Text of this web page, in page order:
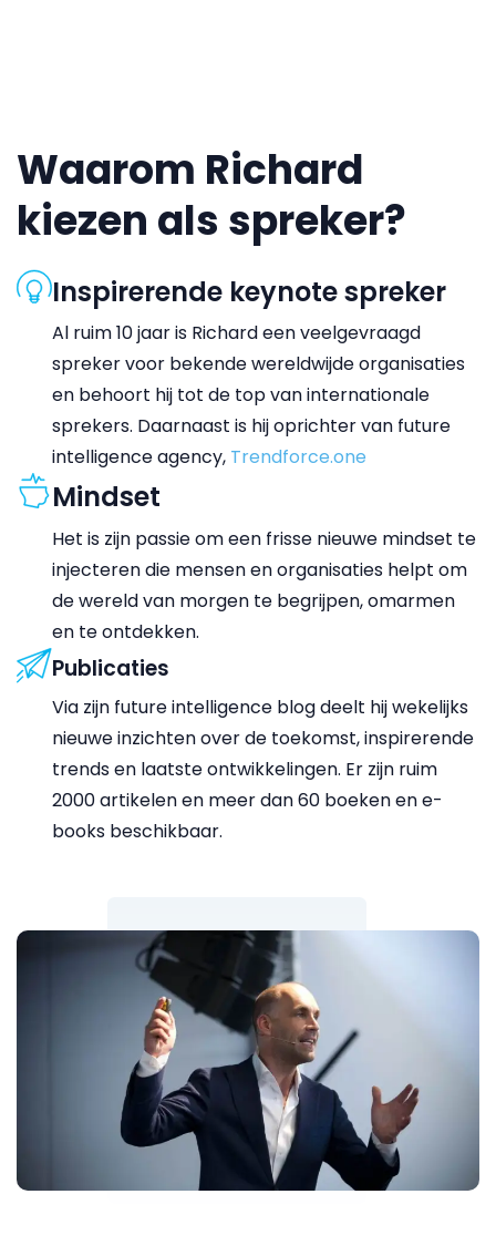
Waarom Richard
kiezen als spreker?
Inspirerende keynote spreker
Al ruim 10 jaar is Richard een veelgevraagd
spreker voor bekende wereldwijde organisaties
en behoort hij tot de top van internationale
sprekers. Daarnaast is hij oprichter van future
intelligence agency, Trendforce.one
Mindset
Het is zijn passie om een frisse nieuwe mindset te
injecteren die mensen en organisaties helpt om
de wereld van morgen te begrijpen, omarmen
en te ontdekken.
Publicaties
Via zijn future intelligence blog deelt hij wekelijks
nieuwe inzichten over de toekomst, inspirerende
trends en laatste ontwikkelingen. Er zijn ruim
2000 artikelen en meer dan 60 boeken en e-
books beschikbaar.